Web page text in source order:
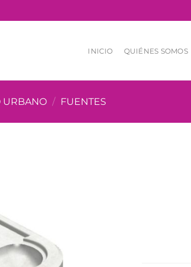
INICIO QUIÉNES SOMOS
URBANO / FUENTES